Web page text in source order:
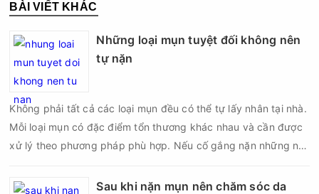
BÀI VIẾT KHÁC
Những loại mụn tuyệt đối không nên
tự nặn
Không phải tất cả các loại mụn đều có thể tự lấy nhân tại nhà.
Mỗi loại mụn có đặc điểm tổn thương khác nhau và cần được
xử lý theo phương pháp phù hợp. Nếu cố gắng nặn những nốt
nên nghiêm trọng hơn, làm tăng nguy cơ nhiễm trùng, để lại
Sau khi nặn mụn nên chăm sóc da